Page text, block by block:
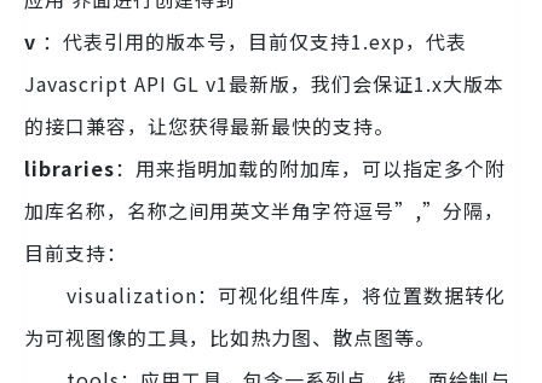
v ：代表引用的版本号，目前仅支持1.exp，代表
Javascript API GL v1最新版，我们会保证1.x大版本
的接口兼容，让您获得最新最快的支持。
libraries：用来指明加载的附加库，可以指定多个附
加库名称，名称之间用英文半角字符逗号”,”分隔，
目前支持：
visualization：可视化组件库，将位置数据转化
为可视图像的工具，比如热力图、散点图等。